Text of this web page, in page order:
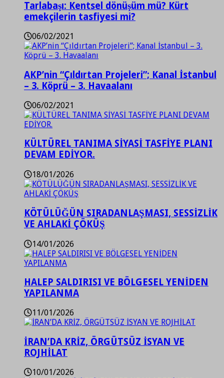
Tarlabaşı: Kentsel dönüşüm mü? Kürt
emekçilerin tasfiyesi mi?
06/02/2021
AKP’nin “Çıldırtan Projeleri”; Kanal İstanbul
– 3. Köprü – 3. Havaalanı
06/02/2021
KÜLTÜREL TANIMA SİYASİ TASFİYE PLANI
DEVAM EDİYOR.
18/01/2026
KÖTÜLÜĞÜN SIRADANLAŞMASI, SESSİZLİK
VE AHLAKİ ÇÖKÜŞ
14/01/2026
HALEP SALDIRISI VE BÖLGESEL YENİDEN
YAPILANMA
11/01/2026
İRAN’DA KRİZ, ÖRGÜTSÜZ İSYAN VE
ROJHİLAT
10/01/2026